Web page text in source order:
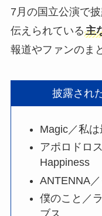
7月の国立公演で
伝えられている主
報道やファンのま
披露され
Magic／私
アポロドロ
Happiness
ANTENNA
僕のこと／